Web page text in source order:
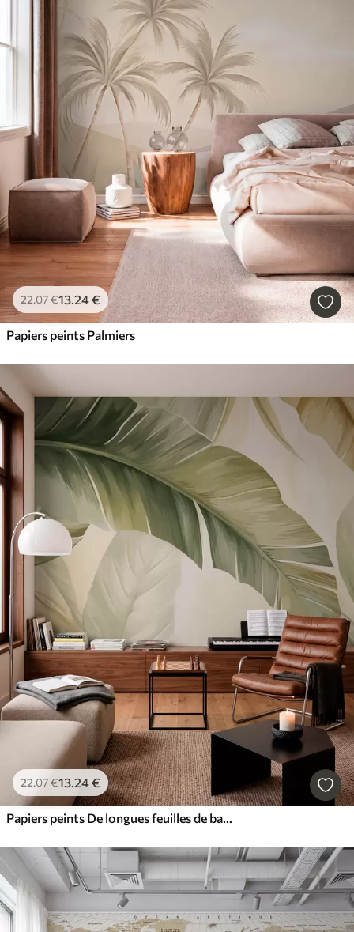
22.07€13.24€
Papiers peints Palmiers
22.07€13.24€
Papiers peints De longues feuilles de bananier